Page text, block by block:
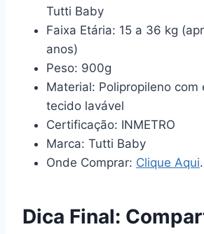
Tutti Baby
Faixa Etária: 15 a 36 kg
anos)
Peso: 900g
Material: Polipropileno com
tecido lavável
Certificação: INMETRO
Marca: Tutti Baby
Onde Comprar: Clique Aqui.
Dica Final: